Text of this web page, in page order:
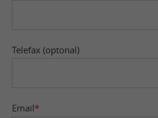
Telefax (optonal)
Email*